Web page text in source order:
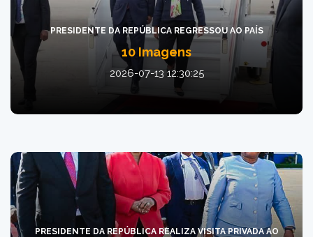
PRESIDENTE DA REPÚBLICA REGRESSOU AO PAÍS
10 Imagens
2026-07-13 12:30:25
PRESIDENTE DA REPÚBLICA REALIZA VISITA PRIVADA AO